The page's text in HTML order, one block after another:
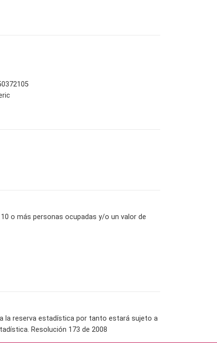
o más personas ocupadas y/o un valor de
la reserva estadística por tanto estará sujeto a
Resolución 173 de 2008